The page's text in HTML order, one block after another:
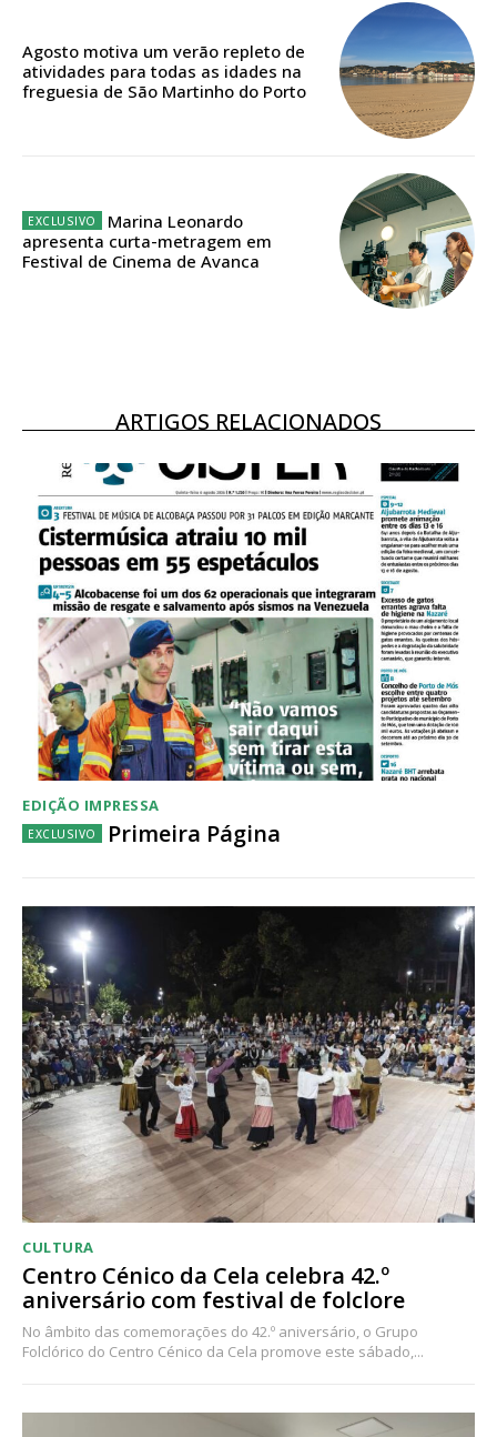
Acesso aos conteúdos Exclusivos para
assinantes
12 meses
Acesso ao conteúdo online
Acesso aos conteúdos Exclusivos para
assinantes
Ofertas para assinatura anual
Escolha o plano
Agosto motiva um verão repleto de
atividades para todas as idades na
freguesia de São Martinho do Porto
Marina Leonardo
apresenta curta-metragem em
Festival de Cinema de Avanca
ARTIGOS RELACIONADOS
EDIÇÃO IMPRESSA
Primeira Página
CULTURA
Centro Cénico da Cela celebra 42.º
aniversário com festival de folclore
No âmbito das comemorações do 42.º aniversário, o Grupo
Folclórico do Centro Cénico da Cela promove este sábado,...